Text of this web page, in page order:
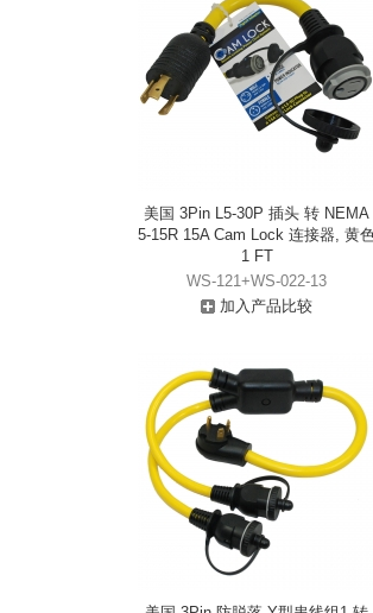
美国 3Pin L5-30P 插头 转 NEMA
5-15R 15A Cam Lock 连接器, 黄
1 FT
WS-121+WS-022-13
加入产品比较